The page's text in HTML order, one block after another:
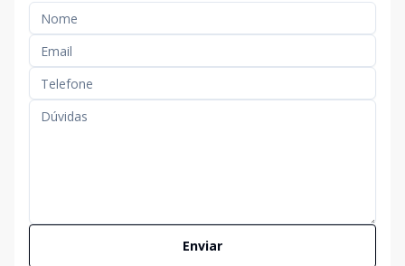
Enviar